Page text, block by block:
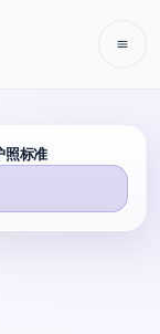
照标准